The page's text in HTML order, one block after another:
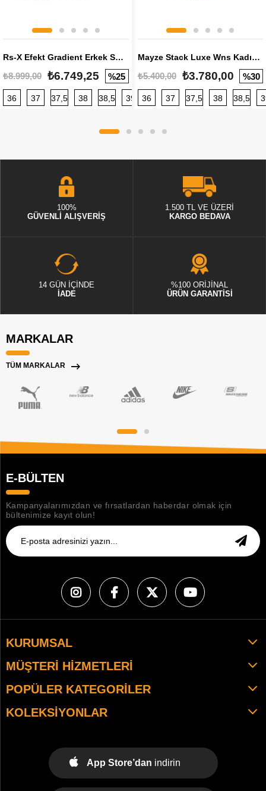
Rs-X Efekt Gradient Erkek Sneaker
₺8.999,00 ₺6.749,25 %25
36 37 37,5 38 38,5 39 40 40,5 41 42 42,5
Mayze Stack Luxe Wns Kadın Sneaker
₺5.400,00 ₺3.780,00 %30
36 37 37,5 38 38,5
100%
GÜVENLİ ALIŞVERİŞ
1.500 TL VE ÜZERİ
KARGO BEDAVA
14 GÜN İÇİNDE
İADE
%100 ORİJİNAL
ÜRÜN GARANTİSİ
MARKALAR
TÜM MARKALAR
E-BÜLTEN
Kampanyalarımızdan ve fırsatlardan haberdar olmak için
bültenimize kayıt olun!
KURUMSAL
MÜŞTERI HIZMETLERI
POPÜLER KATEGORILER
KOLEKSIYONLAR
App Store’dan indirin